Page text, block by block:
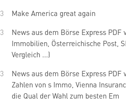
Make America great again
News aus dem Börse Express
Immobilien, Österreichische Post,
Vergleich ...)
News aus dem Börse Express
Zahlen von s Immo, Vienna
die Qual der Wahl zum besten Em